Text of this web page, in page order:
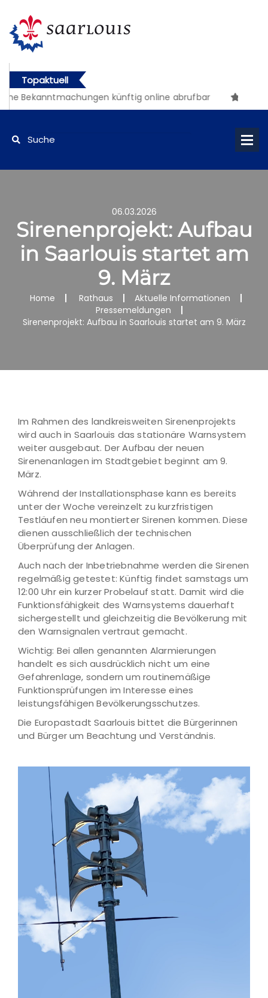
Topaktuell
Bekanntmachungen künftig online abrufbar
06.03.2026
Sirenenprojekt: Aufbau
in Saarlouis startet am
9. März
Home Rathaus
Aktuelle Informationen
Pressemeldungen
Sirenenprojekt: Aufbau in Saarlouis startet am 9. März
Im Rahmen des landkreisweiten Sirenenprojekts
wird auch in Saarlouis das stationäre Warnsystem
weiter ausgebaut. Der Aufbau der neuen
Sirenenanlagen im Stadtgebiet beginnt am 9.
März.
Während der Installationsphase kann es bereits
unter der Woche vereinzelt zu kurzfristigen
Testläufen neu montierter Sirenen kommen. Diese
dienen ausschließlich der technischen
Überprüfung der Anlagen.
Auch nach der Inbetriebnahme werden die Sirenen
regelmäßig getestet: Künftig findet samstags um
12:00 Uhr ein kurzer Probelauf statt. Damit wird die
Funktionsfähigkeit des Warnsystems dauerhaft
sichergestellt und gleichzeitig die Bevölkerung mit
den Warnsignalen vertraut gemacht.
Wichtig: Bei allen genannten Alarmierungen
handelt es sich ausdrücklich nicht um eine
Gefahrenlage, sondern um routinemäßige
Funktionsprüfungen im Interesse eines
leistungsfähigen Bevölkerungsschutzes.
Die Europastadt Saarlouis bittet die Bürgerinnen
und Bürger um Beachtung und Verständnis.